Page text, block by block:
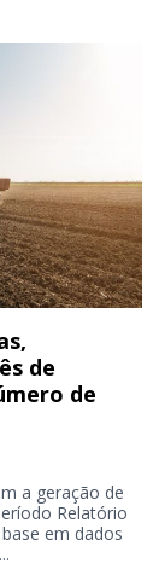
de
de
a geração de
Relatório
em dados